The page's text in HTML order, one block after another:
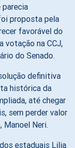
parecia
proposta pela
favorável do
votação na CCJ,
do Senado.
definitiva
histórica da
até chegar
sem perder valor
Manoel Neri.
estaduais Lilia